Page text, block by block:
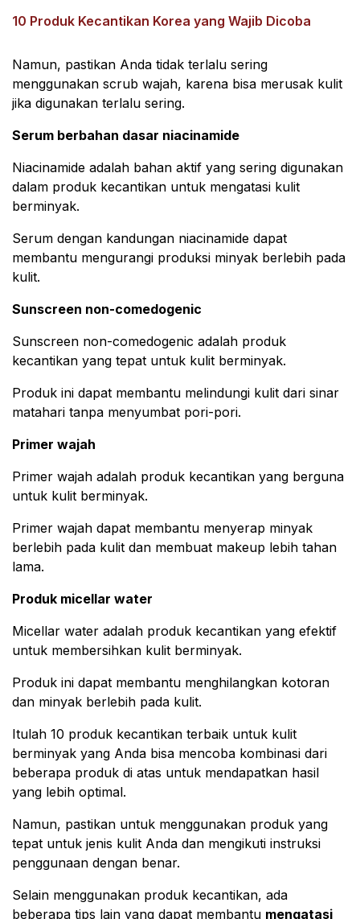
10 Produk Kecantikan Korea yang Wajib Dicoba
Namun, pastikan Anda tidak terlalu sering
menggunakan scrub wajah, karena bisa merusak kulit
jika digunakan terlalu sering.
Serum berbahan dasar niacinamide
Niacinamide adalah bahan aktif yang sering digunakan
dalam produk kecantikan untuk mengatasi kulit
berminyak.
Serum dengan kandungan niacinamide dapat
membantu mengurangi produksi minyak berlebih pada
kulit.
Sunscreen non-comedogenic
Sunscreen non-comedogenic adalah produk
kecantikan yang tepat untuk kulit berminyak.
Produk ini dapat membantu melindungi kulit dari sinar
matahari tanpa menyumbat pori-pori.
Primer wajah
Primer wajah adalah produk kecantikan yang berguna
untuk kulit berminyak.
Primer wajah dapat membantu menyerap minyak
berlebih pada kulit dan membuat makeup lebih tahan
lama.
Produk micellar water
Micellar water adalah produk kecantikan yang efektif
untuk membersihkan kulit berminyak.
Produk ini dapat membantu menghilangkan kotoran
dan minyak berlebih pada kulit.
Itulah 10 produk kecantikan terbaik untuk kulit
berminyak yang Anda bisa mencoba kombinasi dari
beberapa produk di atas untuk mendapatkan hasil
yang lebih optimal.
Namun, pastikan untuk menggunakan produk yang
tepat untuk jenis kulit Anda dan mengikuti instruksi
penggunaan dengan benar.
Selain menggunakan produk kecantikan, ada
beberapa tips lain yang dapat membantu mengatasi